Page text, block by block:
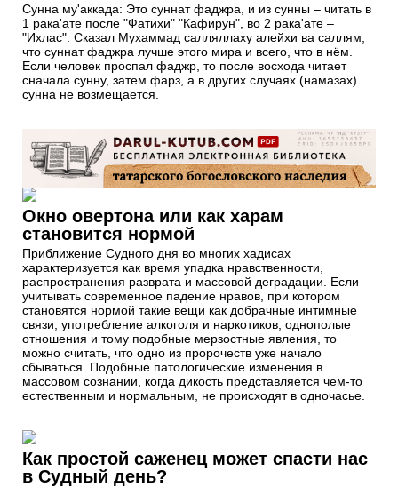
Сунна му'аккада: Это суннат фаджра, и из сунны – читать в
1 рака'ате после "Фатихи" "Кафирун", во 2 рака'ате –
"Ихлас". Сказал Мухаммад салляллаху алейхи ва саллям,
что суннат фаджра лучше этого мира и всего, что в нём.
Если человек проспал фаджр, то после восхода читает
сначала сунну, затем фарз, а в других случаях (намазах)
сунна не возмещается.
Окно овертона или как харам
становится нормой
Приближение Судного дня во многих хадисах
характеризуется как время упадка нравственности,
распространения разврата и массовой деградации. Если
учитывать современное падение нравов, при котором
становятся нормой такие вещи как добрачные интимные
связи, употребление алкоголя и наркотиков, однополые
отношения и тому подобные мерзостные явления, то
можно считать, что одно из пророчеств уже начало
сбываться. Подобные патологические изменения в
массовом сознании, когда дикость представляется чем-то
естественным и нормальным, не происходят в одночасье.
Как простой саженец может спасти нас
в Судный день?